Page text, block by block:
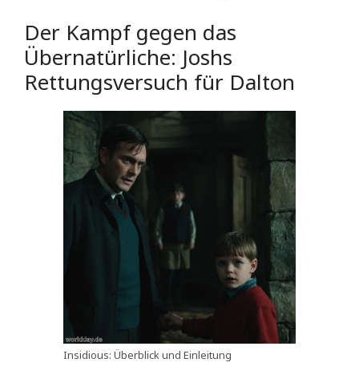
Der Kampf gegen das
Übernatürliche: Joshs
Rettungsversuch für Dalton
Insidious: Überblick und Einleitung